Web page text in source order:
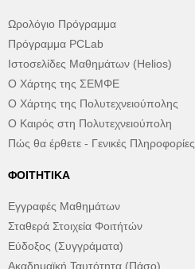
Ωρολόγιο Πρόγραμμα
Πρόγραμμα PCLab
Ιστοσελίδες Μαθημάτων (Helios)
Ο Χάρτης της ΣΕΜΦΕ
Ο Χάρτης της Πολυτεχνειούπολης
Ο Καιρός στη Πολυτεχνειούπολη
Πώς θα έρθετε - Γενικές Πληροφορίες
ΦΟΙΤΗΤΙΚΆ
Εγγραφές Μαθημάτων
Σταθερά Στοιχεία Φοιτήτών
Εύδοξος (Συγγράματα)
Ακαδημαϊκή Ταυτότητα (Πάσο)